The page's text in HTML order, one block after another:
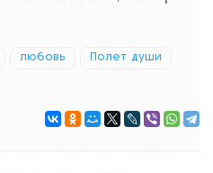
любовь Полет души